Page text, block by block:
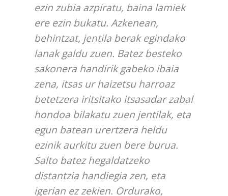
ezin zubia azpiratu, baina lamiek
ere ezin bukatu. Azkenean,
behintzat, jentila berak egindako
lanak galdu zuen. Batez besteko
sakonera handirik gabeko ibaia
zena, itsas ur haizetsu harroaz
betetzera iritsitako itsasadar zabal
hondoa bilakatu zuen jentilak, eta
egun batean urertzera heldu
ezinik aurkitu zuen bere burua.
Salto batez hegaldatzeko
distantzia handiegia zen, eta
igerian ez zekien. Ordurako,